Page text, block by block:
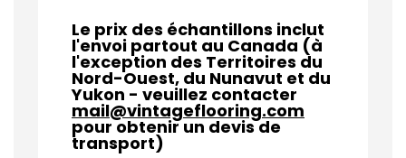
Le prix des échantillons inclut
l'envoi partout au Canada (à
l'exception des Territoires du
Nord-Ouest, du Nunavut et du
Yukon - veuillez contacter
mail@vintageflooring.com
pour obtenir un devis de
transport)